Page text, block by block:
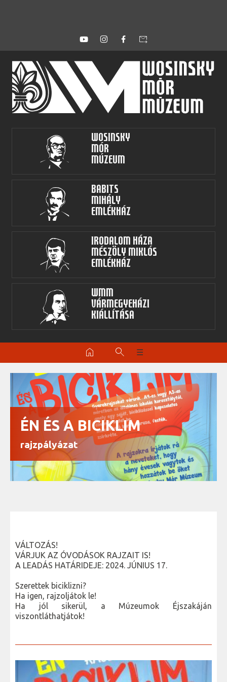
forward_to_inbox
Wosinsky
Mór
Múzeum
Babits
Mihály
Emlékház
Irodalom Háza
Mészöly Miklós
Emlékház
WMM
Vármegyeházi
kiállítása
home search ☰
ÉN ÉS A BICIKLIM
rajzpályázat
VÁLTOZÁS!
VÁRJUK AZ ÓVODÁSOK RAJZAIT IS!
A LEADÁS HATÁRIDEJE: 2024. JÚNIUS 17.
Szerettek biciklizni?
Ha igen, rajzoljátok le!
Ha jól sikerül, a Múzeumok Éjszakáján
viszontláthatjátok!